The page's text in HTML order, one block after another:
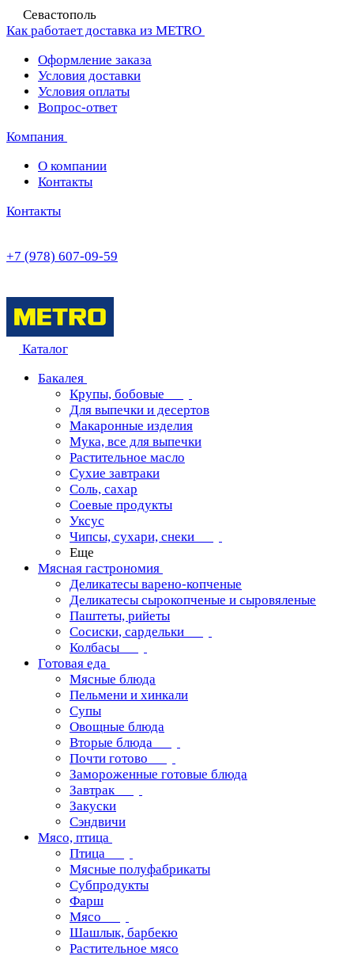
Севастополь
Как работает доставка из METRO
Оформление заказа
Условия доставки
Условия оплаты
Вопрос-ответ
Компания
О компании
Контакты
Контакты
+7 (978) 607-09-59
Каталог
Бакалея
Крупы, бобовые
Для выпечки и десертов
Макаронные изделия
Мука, все для выпечки
Растительное масло
Сухие завтраки
Соль, сахар
Соевые продукты
Уксус
Чипсы, сухари, снеки
Еще
Мясная гастрономия
Деликатесы варено-копченые
Деликатесы сырокопченые и сыровяленые
Паштеты, рийеты
Сосиски, сардельки
Колбасы
Готовая еда
Мясные блюда
Пельмени и хинкали
Супы
Овощные блюда
Вторые блюда
Почти готово
Замороженные готовые блюда
Завтрак
Закуски
Сэндвичи
Мясо, птица
Птица
Мясные полуфабрикаты
Субпродукты
Фарш
Мясо
Шашлык, барбекю
Растительное мясо